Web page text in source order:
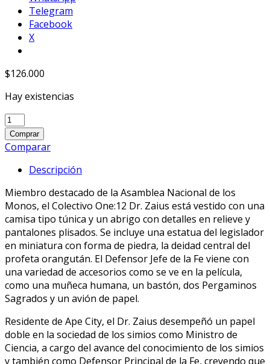
Telegram
Facebook
X
$126.000
Hay existencias
MEZCO
Planet
of
Apes
Dr.
Zaius
quantity
Comprar
Comparar
Descripción
Miembro destacado de la Asamblea Nacional de los
Monos, el Colectivo One:12 Dr. Zaius está vestido con una
camisa tipo túnica y un abrigo con detalles en relieve y
pantalones plisados. Se incluye una estatua del legislador
en miniatura con forma de piedra, la deidad central del
profeta orangután. El Defensor Jefe de la Fe viene con
una variedad de accesorios como se ve en la película,
como una muñeca humana, un bastón, dos Pergaminos
Sagrados y un avión de papel.
Residente de Ape City, el Dr. Zaius desempeñó un papel
doble en la sociedad de los simios como Ministro de
Ciencia, a cargo del avance del conocimiento de los simios
y también como Defensor Principal de la Fe, creyendo que